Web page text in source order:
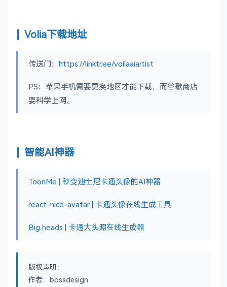
Volia下载地址
传送门： https://linktr.ee/voilaaiartist
PS：苹果手机需要更换地区才能下载，而谷歌商店
要科学上网。
智能AI神器
ToonMe | 秒变迪士尼卡通头像的AI神器
react-nice-avatar | 卡通头像在线生成工具
Big heads | 卡通大头照在线生成器
版权声明：
作者：bossdesign